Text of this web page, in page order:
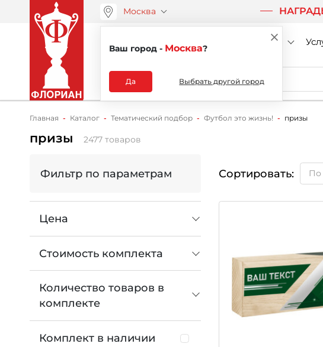
Москва
Ваш город - Москва?
Да Выбрать другой город
+7 (495) 730-51-48 О компании
Каталог
Главная Каталог Тематический подбор Футбол это жизнь! призы
призы 2477 товаров
Фильтр по параметрам
Цена
Стоимость комплекта
Количество товаров в
комплекте
Комплект в наличии
Сортировать: По